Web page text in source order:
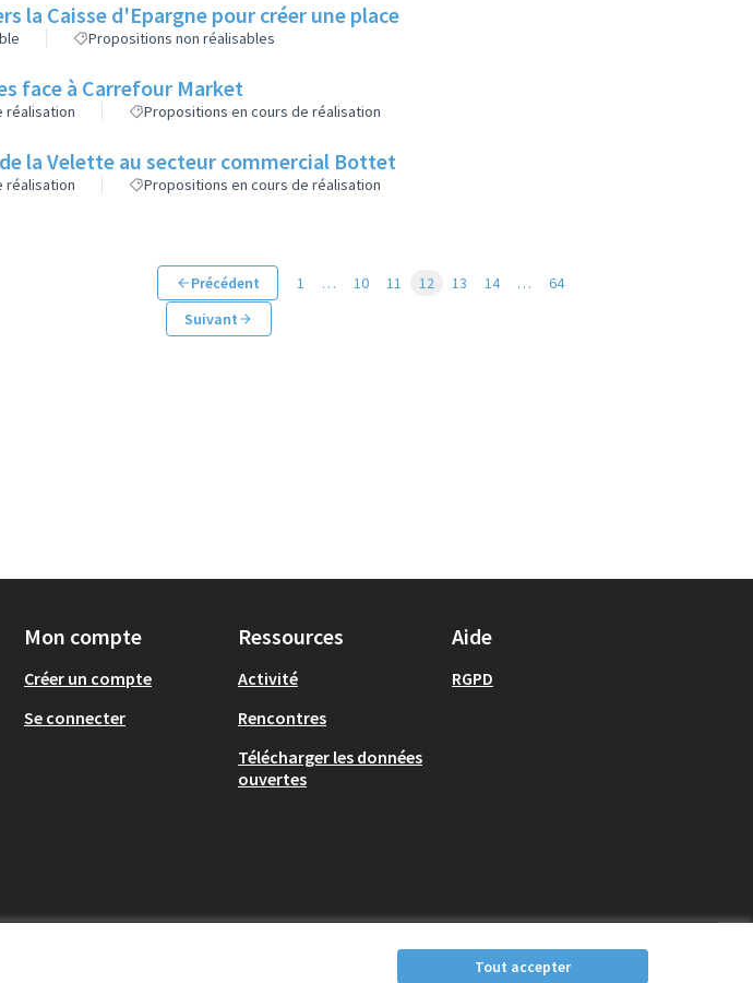
Tout accepter
la Caisse d'Epargne pour créer une place
Propositions non réalisables
face à Carrefour Market
réalisation Propositions en cours de réalisation
la Velette au secteur commercial Bottet
réalisation Propositions en cours de réalisation
Précédent 1 … 10 11 12 13 14 …
64
Suivant
Mon compte
Créer un compte
Se connecter
Ressources
Activité
Rencontres
Télécharger les données
ouvertes
Aide
RGPD